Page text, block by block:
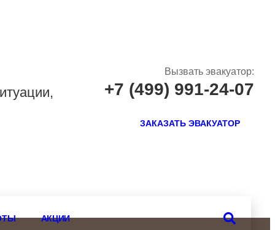
Вызвать эвакуатор:
+7 (499) 991-24-07
ЗАКАЗАТЬ ЭВАКУАТОР
АКЦИИ